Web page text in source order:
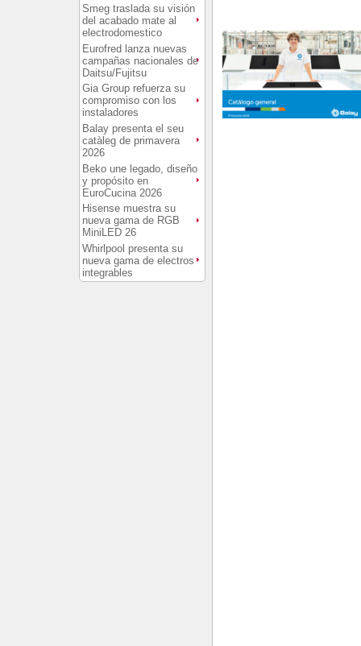
Smeg traslada su visión
del acabado mate al
electrodomestico
Eurofred lanza nuevas
campañas nacionales de
Daitsu/Fujitsu
Gia Group refuerza su
compromiso con los
instaladores
Balay presenta el seu
catàleg de primavera
2026
Beko une legado, diseño
y propósito en
EuroCucina 2026
Hisense muestra su
nueva gama de RGB
MiniLED 26
Whirlpool presenta su
nueva gama de electros
integrables